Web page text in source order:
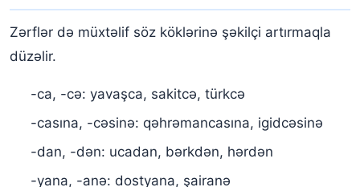
Zərflər də müxtəlif söz köklərinə şəkilçi artırmaqla
düzəlir.
-ca, -cə: yavaşca, sakitcə, türkcə
-casına, -cəsinə: qəhrəmancasına, igidcəsinə
-dan, -dən: ucadan, bərkdən, hərdən
-yana, -anə: dostyana, şairanə